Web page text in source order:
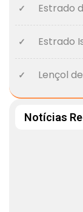
Estrado
Estrado
Lençol
Notícias